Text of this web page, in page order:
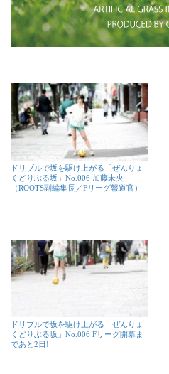
ドリブルで坂を駆け上がる「ぜんりょ
くどりぶる坂」No.006 加藤未央
（ROOTS副編集長／Fリーグ報道官）
ドリブルで坂を駆け上がる「ぜんりょ
くどりぶる坂」No.006 Fリーグ開幕ま
であと2日!